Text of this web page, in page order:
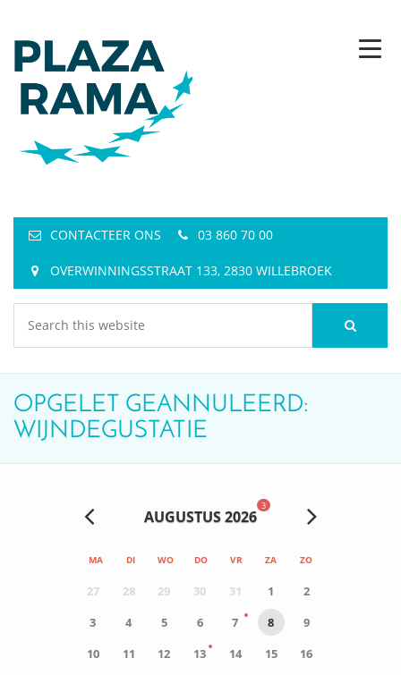
CONTACTEER ONS 03 860 70 00
OVERWINNINGSSTRAAT 133, 2830 WILLEBROEK
OPGELET GEANNULEERD:
WIJNDEGUSTATIE
AUGUSTUS 2026
3
MA DI WO DO VR ZA ZO
27 28 29 30 31 1
2
3
4 5 6 7 8
9
10
11 12 13 14 15
16